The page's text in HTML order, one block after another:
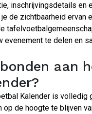
inschrijvingsdetails en
de zichtbaarheid
evenement te delen en
aan
Kalender is volledig
op de hoogte te blijven